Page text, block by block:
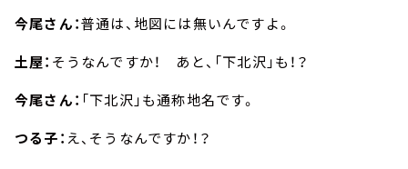
今尾さん：普通は、地図には無いんですよ。
土屋： そうなんですか！ あと、「下北沢」も！？
今尾さん： 「下北沢」も通称地名です。
つる子： え、そうなんですか！？